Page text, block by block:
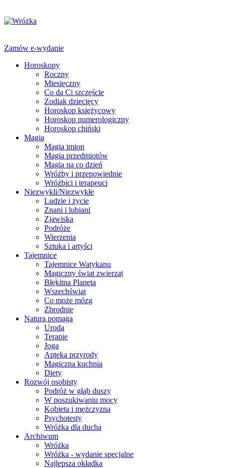
Zamów e-wydanie
Horoskopy
Roczny
Miesięczny
Co da Ci szczęście
Zodiak dziecięcy
Horoskop księżycowy
Horoskop numerologiczny
Horoskop chiński
Magia
Magia imion
Magia przedmiotów
Magia na co dzień
Wróżby i przepowiednie
Wróżbici i terapeuci
Niezwykli/Niezwykłe
Ludzie i życie
Znani i lubiani
Zjawiska
Podróże
Wierzenia
Sztuka i artyści
Tajemnice
Tajemnice Watykanu
Magiczny świat zwierząt
Błękitna Planeta
Wszechświat
Co może mózg
Zbrodnie
Natura pomaga
Uroda
Terapie
Joga
Apteka przyrody
Magiczna kuchnia
Diety
Rozwój osobisty
Podróż w głąb duszy
W poszukiwaniu mocy
Kobieta i mężczyzna
Psychotesty
Wróżka dla ducha
Archiwum
Wróżka
Wróżka - wydanie specjalne
Najlepsza okładka